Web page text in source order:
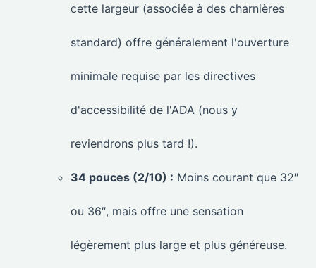
cette largeur (associée à des charnières
standard) offre généralement l'ouverture
minimale requise par les directives
d'accessibilité de l'ADA (nous y
reviendrons plus tard !).
34 pouces (2/10) : Moins courant que 32″
ou 36″, mais offre une sensation
légèrement plus large et plus généreuse.